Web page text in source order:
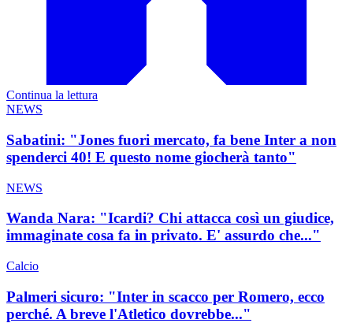
Continua la lettura
NEWS
Sabatini: "Jones fuori mercato, fa bene Inter a non
spenderci 40! E questo nome giocherà tanto"
NEWS
Wanda Nara: "Icardi? Chi attacca così un giudice,
immaginate cosa fa in privato. E' assurdo che..."
Calcio
Palmeri sicuro: "Inter in scacco per Romero, ecco
perché. A breve l'Atletico dovrebbe..."